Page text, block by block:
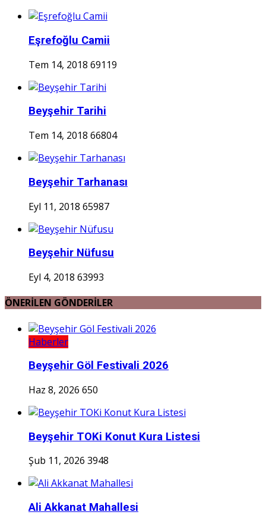
Eşrefoğlu Camii
Tem 14, 2018 69119
Beyşehir Tarihi
Tem 14, 2018 66804
Beyşehir Tarhanası
Eyl 11, 2018 65987
Beyşehir Nüfusu
Eyl 4, 2018 63993
ÖNERİLEN GÖNDERİLER
Haberler
Beyşehir Göl Festivali 2026
Haz 8, 2026 650
Beyşehir TOKi Konut Kura Listesi
Şub 11, 2026 3948
Ali Akkanat Mahallesi